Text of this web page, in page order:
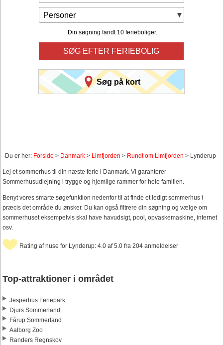
Personer
Din søgning fandt 10 ferieboliger.
SØG EFTER FERIEBOLIG
Søg på kort
Du er her: Forside > Danmark > Limfjorden > Rundt om Limfjorden > Lynderup
Lej et sommerhus til din næste ferie i Danmark. Vi garanterer
Sommerhusudlejning i trygge og hjemlige rammer for hele familien.
Benyt vores smarte søgefunktion nedenfor til at finde et ledigt sommerhus i
præcis det område du ønsker. Du kan også filtrere din søgning og vælge om
sommerhuset eksempelvis skal have havudsigt, pool, opvaskemaskine, internet
osv.
Rating af huse for Lynderup: 4.0 af 5.0 fra 204 anmeldelser
Top-attraktioner i området
Jesperhus Feriepark
Djurs Sommerland
Fårup Sommerland
Aalborg Zoo
Randers Regnskov